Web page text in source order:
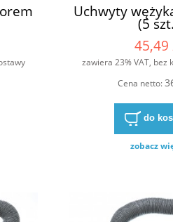
Uchwyty
(5
45,49
zawiera 23% VAT, bez
Cena netto:
do
zobacz